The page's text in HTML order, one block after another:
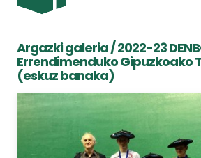
Argazki galeria/2022-23
Errendimenduko Gipuzkoako
(eskuz banaka)